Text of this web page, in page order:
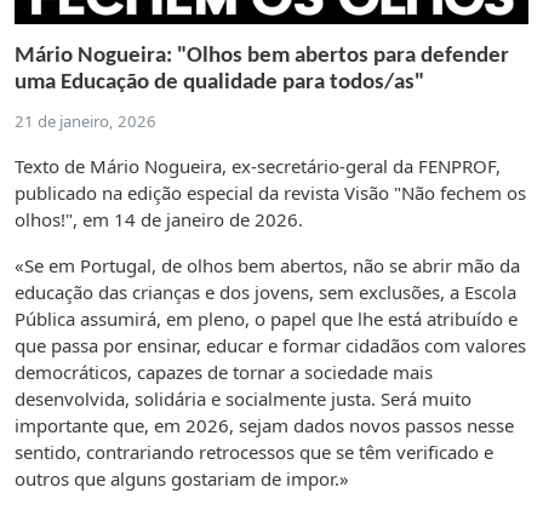
Mário Nogueira: "Olhos bem abertos para defender
uma Educação de qualidade para todos/as"
21 de janeiro, 2026
Texto de Mário Nogueira, ex-secretário-geral da FENPROF,
publicado na edição especial da revista Visão "Não fechem os
olhos!", em 14 de janeiro de 2026.
«Se em Portugal, de olhos bem abertos, não se abrir mão da
educação das crianças e dos jovens, sem exclusões, a Escola
Pública assumirá, em pleno, o papel que lhe está atribuído e
que passa por ensinar, educar e formar cidadãos com valores
democráticos, capazes de tornar a sociedade mais
desenvolvida, solidária e socialmente justa. Será muito
importante que, em 2026, sejam dados novos passos nesse
sentido, contrariando retrocessos que se têm verificado e
outros que alguns gostariam de impor.»